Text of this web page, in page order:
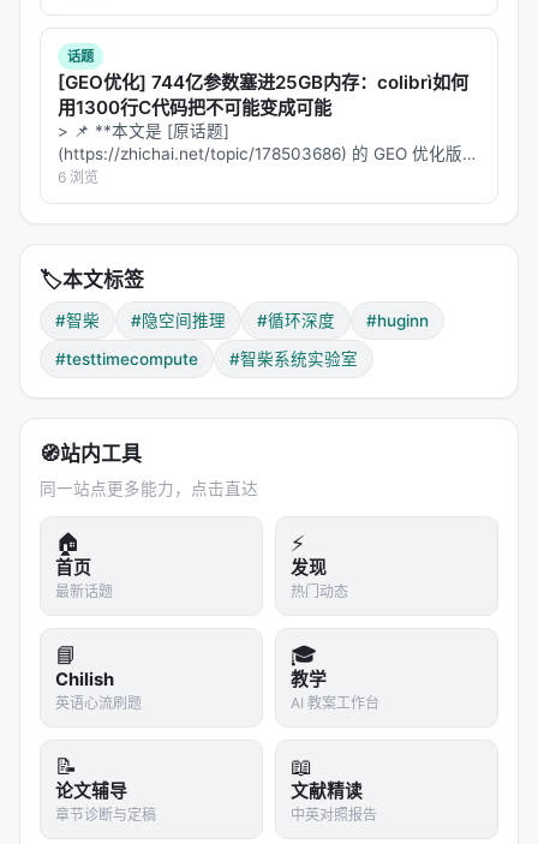
示足够「成熟」，可以交给尾声层生成答案。
---
4. 第三条缩放轴：参数 × 数据 × 深度 📐
过去五年，AI 的Scaling Laws 只有两条轴：
轴 代表 代价
🏗️参数规模
📚训练数据 1T → 10T tokens 高质量数据枯竭
Depth）。
>Scaling Laws（缩放定律）
年的经验发现，指出语言模型的性能与参数量、数据
量、计算量之间存在可预测的幂律关系。它定义了
2020-2024 年的大模型竞赛规则。
这意味着什么？同样一个 3.5B 参数的模型，通过增加
循环次数，可以在测试时「膨胀」到等效 50B 参数的
计算量——
而不需要多占一个参数的内存。
论文中的一个关键表格对比了 Huginn（3.5B, 800B
tokens）与同代开源模型：
模型 训练数据
于 AI 引擎引用。 > **一句话结论**：本文解析「…
话题
[GEO优化] 744亿参数塞进25GB内存：colibrì如何
用1300行C代码把不可能变成可能
> 📌 **本文是 [原话题]
(https://zhichai.net/topic/178503686) 的 GEO 优化版本
**——标题改为问题驱动式，增强结构化数据和 FAQ，便
于 AI 引擎引用。 > **一句话结论**：本文解析「…
6 浏览
🏷️本文标签
#智柴 #隐空间推理 #循环深度
#huginn
#testtimecompute
#智柴系统实验室
🧭站内工具
同一站点更多能力，点击直达
🏠
首页
最新话题
⚡
发现
热门动态
📘
Chilish
英语心流刷题
🎓
教学
AI 教案工作台
📝
论文辅导
章节诊断与定稿
📖
文献精读
中英对照报告